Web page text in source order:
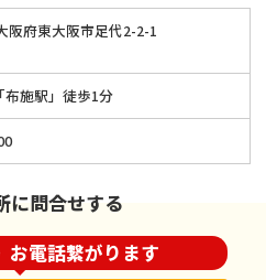
阪府東大阪市足代2-2-1
施駅」徒歩1分
に問合せする
お電話繋がります